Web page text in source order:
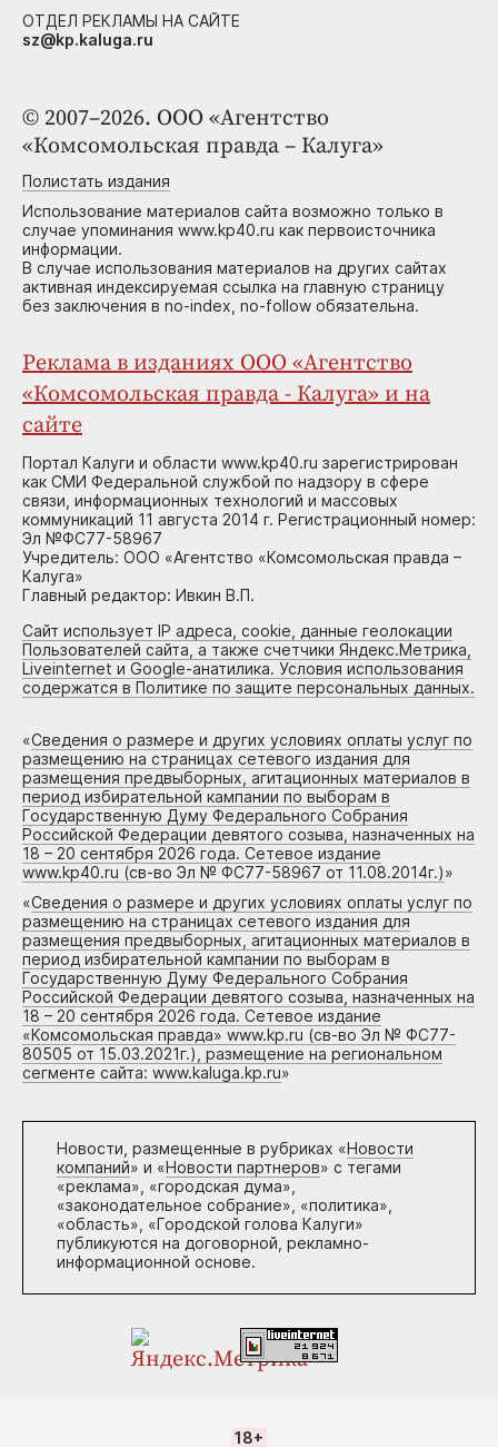
© 2007–2026. ООО «Агентство
«Комсомольская правда – Калуга»
Полистать издания
Использование материалов сайта возможно только в
случае упоминания www.kp40.ru как первоисточника
информации.
В случае использования материалов на других сайтах
активная индексируемая ссылка на главную страницу
без заключения в no-index, no-follow обязательна.
Реклама в изданиях ООО «Агентство
«Комсомольская правда - Калуга» и на
сайте
Портал Калуги и области www.kp40.ru зарегистрирован
как СМИ Федеральной службой по надзору в сфере
связи, информационных технологий и массовых
коммуникаций 11 августа 2014 г. Регистрационный номер:
Эл №ФС77-58967
Учредитель: ООО «Агентство «Комсомольская правда –
Калуга»
Главный редактор: Ивкин В.П.
Сайт использует IP адреса, cookie, данные геолокации
Пользователей сайта, а также счетчики Яндекс.Метрика,
Liveinternet и Google-анатилика. Условия использования
содержатся в Политике по защите персональных данных.
«Сведения о размере и других условиях оплаты услуг по
размещению на страницах сетевого издания для
размещения предвыборных, агитационных материалов в
период избирательной кампании по выборам в
Государственную Думу Федерального Собрания
Российской Федерации девятого созыва, назначенных на
18 – 20 сентября 2026 года. Сетевое издание
www.kp40.ru (св-во Эл № ФС77-58967 от 11.08.2014г.)»
«Сведения о размере и других условиях оплаты услуг по
размещению на страницах сетевого издания для
размещения предвыборных, агитационных материалов в
период избирательной кампании по выборам в
Государственную Думу Федерального Собрания
Российской Федерации девятого созыва, назначенных на
18 – 20 сентября 2026 года. Сетевое издание
«Комсомольская правда» www.kp.ru (св-во Эл № ФС77-
80505 от 15.03.2021г.), размещение на региональном
сегменте сайта: www.kaluga.kp.ru»
Новости, размещенные в рубриках «Новости
компаний» и «Новости партнеров» с тегами
«реклама», «городская дума»,
«законодательное собрание», «политика»,
«область», «Городской голова Калуги»
публикуются на договорной, рекламно-
информационной основе.
ОТДЕЛ РЕКЛАМЫ НА САЙТЕ
sz@kp.kaluga.ru
18+